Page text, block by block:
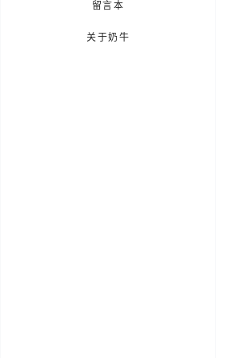
留言本
关于奶牛